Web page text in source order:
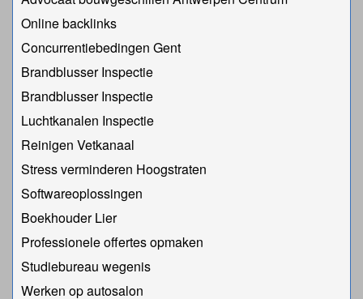
Online backlinks
Concurrentiebedingen Gent
Brandblusser Inspectie
Brandblusser Inspectie
Luchtkanalen Inspectie
Reinigen Vetkanaal
Stress verminderen Hoogstraten
Softwareoplossingen
Boekhouder Lier
Professionele offertes opmaken
Studiebureau wegenis
Werken op autosalon